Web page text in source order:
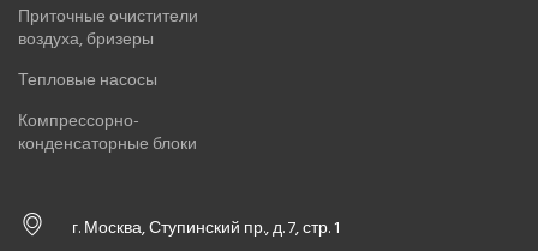
Приточные очистители
воздуха, бризеры
Тепловые насосы
Компрессорно-
конденсаторные блоки
г. Москва, Ступинский пр., д. 7, стр. 1